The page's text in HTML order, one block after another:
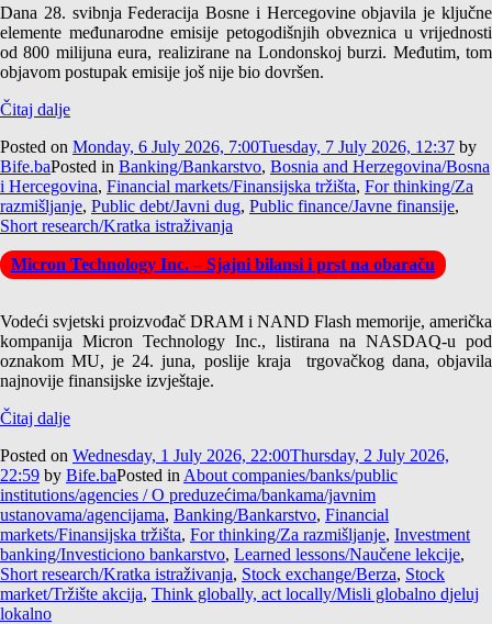
Dana 28. svibnja Federacija Bosne i Hercegovine objavila je ključne
elemente međunarodne emisije petogodišnjih obveznica u vrijednosti
od 800 milijuna eura, realizirane na Londonskoj burzi. Međutim, tom
objavom postupak emisije još nije bio dovršen.
Čitaj dalje
Posted on Monday, 6 July 2026, 7:00Tuesday, 7 July 2026, 12:37 by
Bife.baPosted in Banking/Bankarstvo, Bosnia and Herzegovina/Bosna
i Hercegovina, Financial markets/Finansijska tržišta, For thinking/Za
razmišljanje, Public debt/Javni dug, Public finance/Javne finansije,
Short research/Kratka istraživanja
Micron Technology Inc. – Sjajni bilansi i prst na obaraču
Vodeći svjetski proizvođač DRAM i NAND Flash memorije, američka
kompanija Micron Technology Inc., listirana na NASDAQ-u pod
oznakom MU, je 24. juna, poslije kraja trgovačkog dana, objavila
najnovije finansijske izvještaje.
Čitaj dalje
Posted on Wednesday, 1 July 2026, 22:00Thursday, 2 July 2026,
22:59 by Bife.baPosted in About companies/banks/public
institutions/agencies / O preduzećima/bankama/javnim
ustanovama/agencijama, Banking/Bankarstvo, Financial
markets/Finansijska tržišta, For thinking/Za razmišljanje, Investment
banking/Investiciono bankarstvo, Learned lessons/Naučene lekcije,
Short research/Kratka istraživanja, Stock exchange/Berza, Stock
market/Tržište akcija, Think globally, act locally/Misli globalno djeluj
lokalno